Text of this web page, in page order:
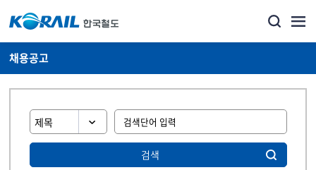
채용공고
검색